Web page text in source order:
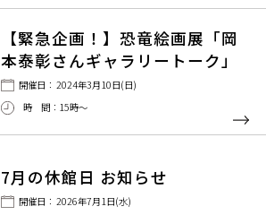
【緊急企画！】恐竜絵画展「岡
本泰彰さんギャラリートーク」
開催日： 2024年3月10日(日)
時 間：15時〜
7月の休館日 お知らせ
開催日： 2026年7月1日(水)